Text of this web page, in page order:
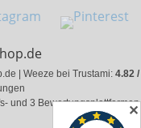
| Weeze bei Trustami: 4.82 /
und 3 Bewertungsplattformen
✕